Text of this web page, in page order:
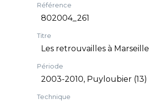
Référence
802004_261
Titre
Les retrouvailles à Marseille
Période
2003-2010, Puyloubier (13)
Technique